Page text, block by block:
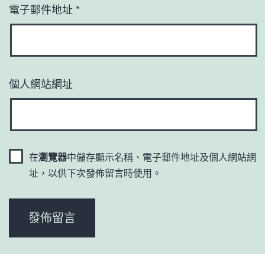
電子郵件地址 *
個人網站網址
在瀏覽器中儲存顯示名稱、電子郵件地址及個人網站網
址，以供下次發佈留言時使用。